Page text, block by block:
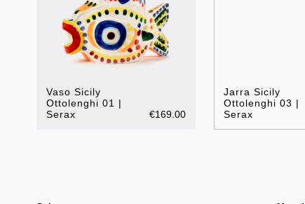
Vaso Sicily
Ottolenghi 01 |
Serax
€169.00
Jarra Sicily
Ottolenghi 03 |
Serax